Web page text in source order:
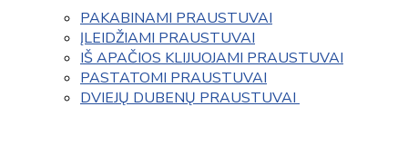
PAKABINAMI PRAUSTUVAI
ĮLEIDŽIAMI PRAUSTUVAI
IŠ APAČIOS KLIJUOJAMI PRAUSTUVAI
PASTATOMI PRAUSTUVAI
DVIEJŲ DUBENŲ PRAUSTUVAI